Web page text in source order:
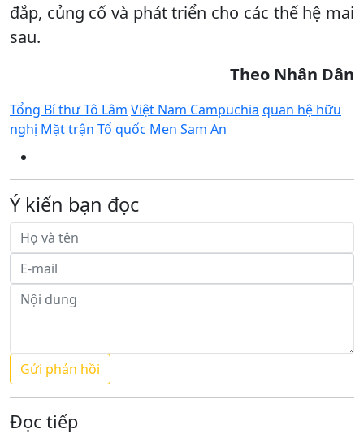
đắp, củng cố và phát triển cho các thế hệ mai
sau.
Theo Nhân Dân
Tổng Bí thư Tô Lâm Việt Nam Campuchia quan hệ hữu
nghị Mặt trận Tổ quốc Men Sam An
Ý kiến bạn đọc
Đọc tiếp